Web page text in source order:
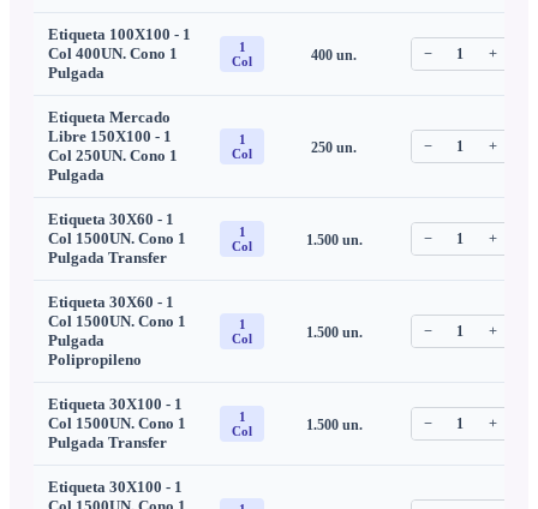
Etiqueta 100X100 - 1
Col 400UN. Cono 1
Pulgada
1
Col
400 un. − 1 +
Etiqueta Mercado
Libre 150X100 - 1
Col 250UN. Cono 1
Pulgada
1
Col
250 un. − 1 +
Etiqueta 30X60 - 1
Col 1500UN. Cono 1
Pulgada Transfer
1
Col
1.500un. − 1 +
Etiqueta 30X60 - 1
Col 1500UN. Cono 1
Pulgada
Polipropileno
1
Col
1.500un. − 1 +
Etiqueta 30X100 - 1
Col 1500UN. Cono 1
Pulgada Transfer
1
Col
1.500un. − 1 +
Etiqueta 30X100 - 1